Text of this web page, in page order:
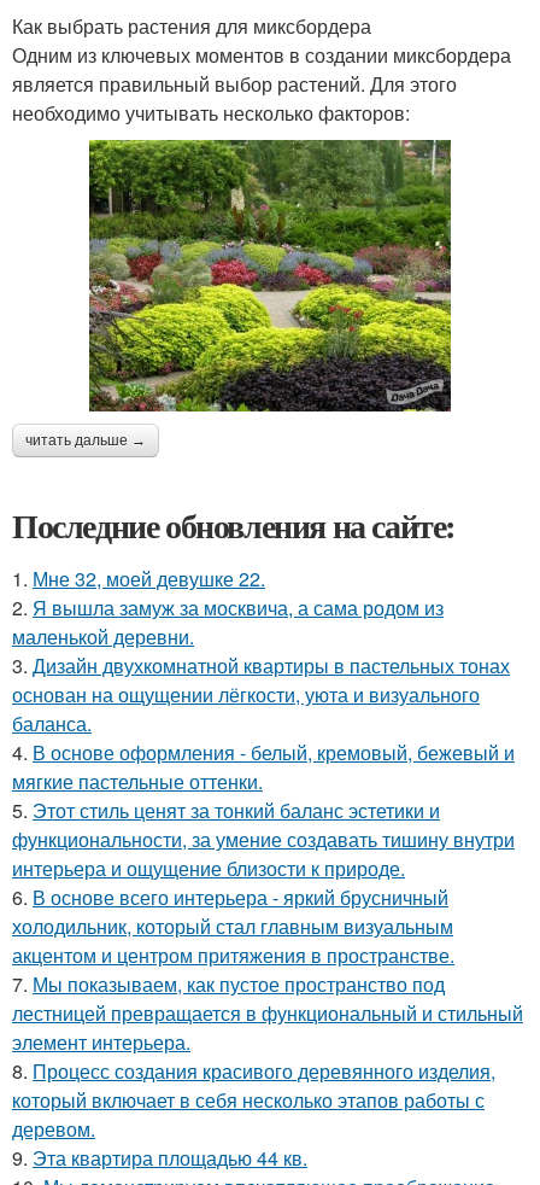
Как выбрать растения для миксбордера
Одним из ключевых моментов в создании миксбордера
является правильный выбор растений. Для этого
необходимо учитывать несколько факторов:
читать дальше →
Последние обновления на сайте:
1. Мне 32, моей девушке 22.
2. Я вышла замуж за москвича, а сама родом из
маленькой деревни.
3. Дизайн двухкомнатной квартиры в пастельных тонах
основан на ощущении лёгкости, уюта и визуального
баланса.
4. В основе оформления - белый, кремовый, бежевый и
мягкие пастельные оттенки.
5. Этот стиль ценят за тонкий баланс эстетики и
функциональности, за умение создавать тишину внутри
интерьера и ощущение близости к природе.
6. В основе всего интерьера - яркий брусничный
холодильник, который стал главным визуальным
акцентом и центром притяжения в пространстве.
7. Мы показываем, как пустое пространство под
лестницей превращается в функциональный и стильный
элемент интерьера.
8. Процесс создания красивого деревянного изделия,
который включает в себя несколько этапов работы с
деревом.
9. Эта квартира площадью 44 кв.